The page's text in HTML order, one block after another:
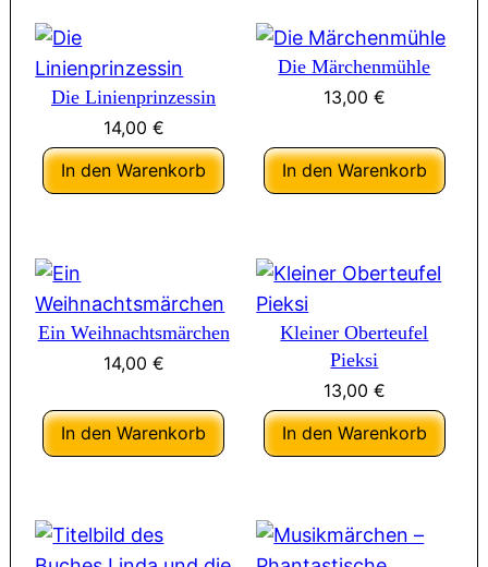
Die Linienprinzessin
14,00 €
In den Warenkorb
Die Märchenmühle
13,00 €
In den Warenkorb
Ein Weihnachtsmärchen
14,00 €
In den Warenkorb
Kleiner Oberteufel
Pieksi
13,00 €
In den Warenkorb